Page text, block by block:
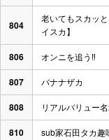
804
老いてもスカッ
イスカ】
806 オンニを追う‼︎
807 バナナザカ
808 リアルバリュー
810 sub家石田タカ趣